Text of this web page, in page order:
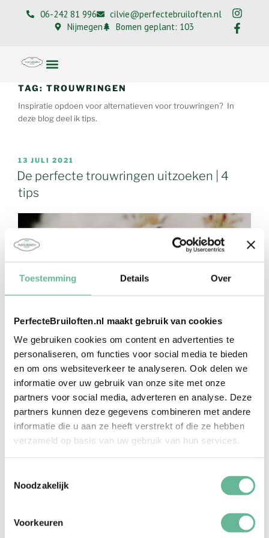
Toestemming Details Over
PerfecteBruiloften.nl maakt gebruik van cookies
We gebruiken cookies om content en advertenties te
personaliseren, om functies voor social media te bieden
en om ons websiteverkeer te analyseren. Ook delen we
informatie over uw gebruik van onze site met onze
partners voor social media, adverteren en analyse. Deze
partners kunnen deze gegevens combineren met andere
informatie die u aan ze heeft verstrekt of die ze hebben
verzameld op basis van uw gebruik van hun services.
Noodzakelijk
Voorkeuren
06-242 81 996
cilvie@perfectebruiloften.nl
Nijmegen
Bomen geplant: 103
TAG: TROUWRINGEN
Inspiratie opdoen voor alternatieven voor trouwringen? In
deze blog deel ik tips.
13 JULI 2021
De perfecte trouwringen uitzoeken | 4
tips
Het lijkt misschien makkelijk, even een ring
uitzoeken. Maar dit zijn niet zomaar ringen, dit zijn
ringen die je hele leven mee (moeten) gaan. Lees
gauw verder voor 4 tips.
Lees verder
2 NOVEMBER 2018
Wil je elkaar wel graag wat geven, wat jullie liefde